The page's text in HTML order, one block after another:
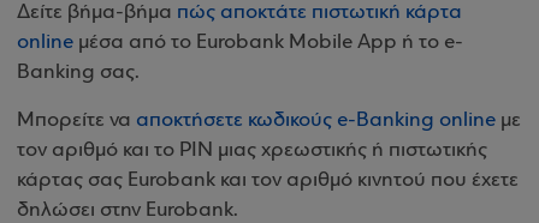
Δείτε βήμα-βήμα πώς αποκτάτε πιστωτική κάρτα
online μέσα από το Eurobank Mobile App ή το e-
Banking σας.
Μπορείτε να αποκτήσετε κωδικούς e-Banking online με
τον αριθμό και το PIN μιας χρεωστικής ή πιστωτικής
κάρτας σας Eurobank και τον αριθμό κινητού που έχετε
δηλώσει στην Eurobank.